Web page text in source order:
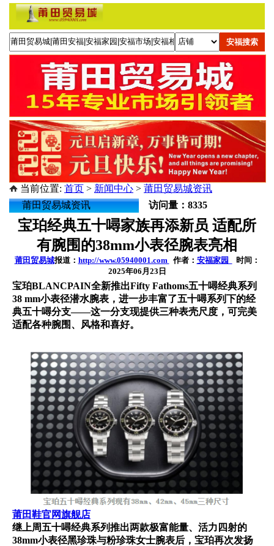
当前位置: 首页 > 新闻中心 > 莆田贸易城资讯
莆田贸易城资讯
访问量：8335
宝珀经典五十噚家族再添新员 适配所
有腕围的38mm小表径腕表亮相
莆田贸易城报道： http://www.05940001.com 作者： 安福家园
时间：
2025年06月23日
宝珀BLANCPAIN全新推出Fifty Fathoms五十噚经典系列
38 mm小表径潜水腕表，进一步丰富了五十噚系列下的经
典五十噚分支——这一分支现提供三种表壳尺度，可完美
适配各种腕围、风格和喜好。
莆田鞋官网旗舰店
继上周五十噚经典系列推出两款极富能量、活力四射的
38mm小表径黑珍珠与粉珍珠女士腕表后，宝珀再次发扬